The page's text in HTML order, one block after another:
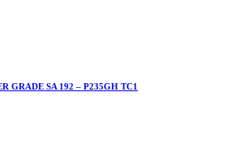
GRADE SA 192 – P235GH TC1